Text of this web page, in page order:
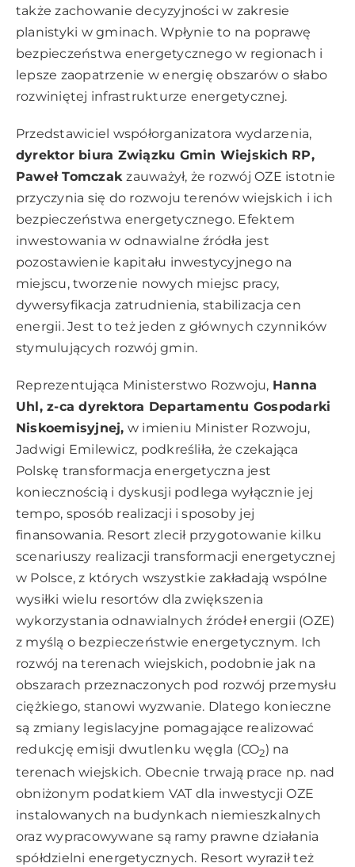
także zachowanie decyzyjności w zakresie
planistyki w gminach. Wpłynie to na poprawę
bezpieczeństwa energetycznego w regionach i
lepsze zaopatrzenie w energię obszarów o słabo
rozwiniętej infrastrukturze energetycznej.
Przedstawiciel współorganizatora wydarzenia,
dyrektor biura Związku Gmin Wiejskich RP,
Paweł Tomczakzauważył, że rozwój OZE istotnie
przyczynia się do rozwoju terenów wiejskich i ich
bezpieczeństwa energetycznego. Efektem
inwestowania w odnawialne źródła jest
pozostawienie kapitału inwestycyjnego na
miejscu, tworzenie nowych miejsc pracy,
dywersyfikacja zatrudnienia, stabilizacja cen
energii. Jest to też jeden z głównych czynników
stymulujących rozwój gmin.
Reprezentująca Ministerstwo Rozwoju, Hanna
Uhl, z-ca dyrektora Departamentu Gospodarki
Niskoemisyjnej, w imieniu Minister Rozwoju,
Jadwigi Emilewicz, podkreśliła, że czekająca
Polskę transformacja energetyczna jest
koniecznością i dyskusji podlega wyłącznie jej
tempo, sposób realizacji i sposoby jej
finansowania. Resort zlecił przygotowanie kilku
scenariuszy realizacji transformacji energetycznej
w Polsce, z których wszystkie zakładają wspólne
wysiłki wielu resortów dla zwiększenia
wykorzystania odnawialnych źródeł energii (OZE)
z myślą o bezpieczeństwie energetycznym. Ich
rozwój na terenach wiejskich, podobnie jak na
obszarach przeznaczonych pod rozwój przemysłu
ciężkiego, stanowi wyzwanie. Dlatego konieczne
są zmiany legislacyjne pomagające realizować
redukcję emisji dwutlenku węgla (CO2) na
terenach wiejskich. Obecnie trwają prace np. nad
obniżonym podatkiem VAT dla inwestycji OZE
instalowanych na budynkach niemieszkalnych
oraz wypracowywane są ramy prawne działania
spółdzielni energetycznych. Resort wyraził też